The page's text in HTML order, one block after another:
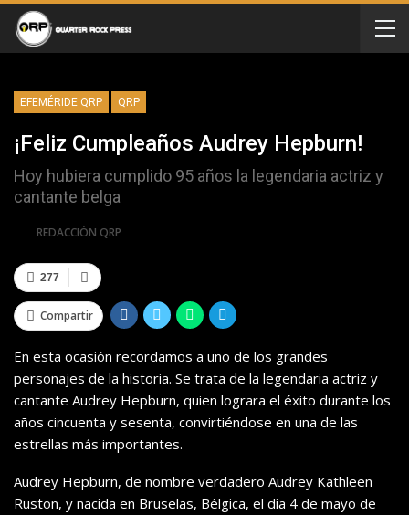
EFEMÉRIDE QRP QRP
¡Feliz Cumpleaños Audrey Hepburn!
Hoy hubiera cumplido 95 años la legendaria actriz y
cantante belga
REDACCIÓN QRP
277
Compartir
En esta ocasión recordamos a uno de los grandes
personajes de la historia. Se trata de la legendaria actriz y
cantante Audrey Hepburn, quien lograra el éxito durante los
años cincuenta y sesenta, convirtiéndose en una de las
estrellas más importantes.
Audrey Hepburn, de nombre verdadero Audrey Kathleen
Ruston, y nacida en Bruselas, Bélgica, el día 4 de mayo de